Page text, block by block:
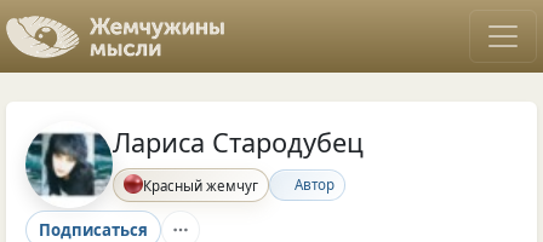
Лариса Стародубец
Красный жемчуг Автор
Подписаться